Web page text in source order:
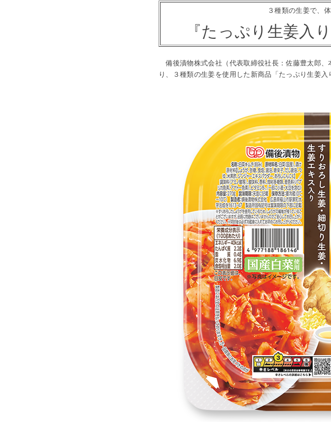
３種類の生姜で、
『たっぷり生姜入
備後漬物株式会社（代表取締役社長：佐藤豊太郎
り、３種類の生姜を使用した新商品「たっぷり生姜